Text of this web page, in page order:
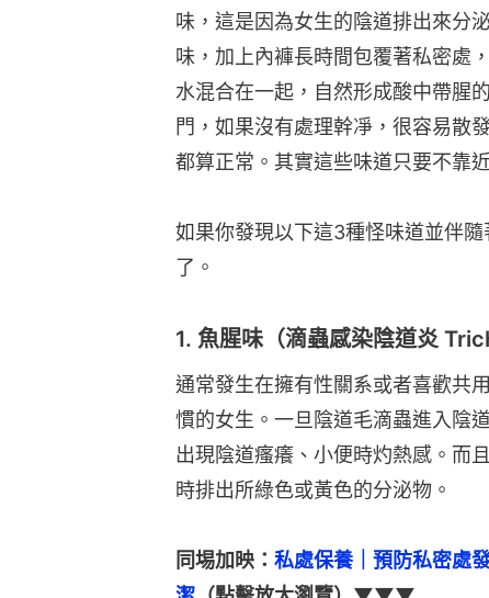
味，這是因為女生的陰道排出來分
味，加上內褲長時間包覆著私密處
水混合在一起，自然形成酸中帶腥
門，如果沒有處理幹凈，很容易散
都算正常。其實這些味道只要不靠
如果你發現以下這3種怪味道並伴
了。
1. 魚腥味（滴蟲感染陰道炎
通常發生在擁有性關系或者喜歡共
慣的女生。一旦陰道毛滴蟲進入陰
出現陰道瘙癢、小便時灼熱感。而
時排出所綠色或黃色的分泌物。
同埸加映： 私處保養｜預防私密處